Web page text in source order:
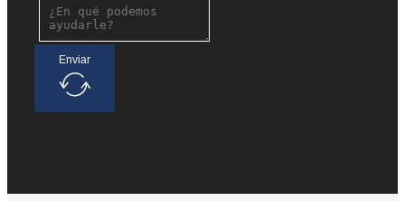
Enviar